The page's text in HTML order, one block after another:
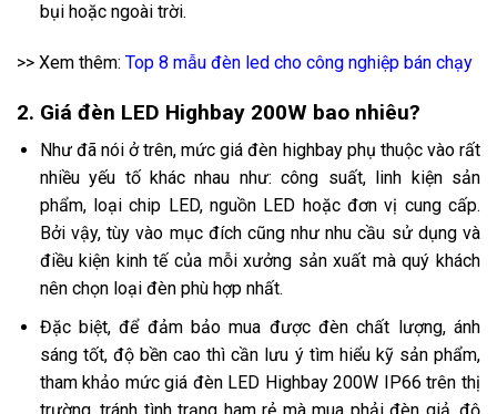
bụi hoặc ngoài trời.
>> Xem thêm: Top 8 mẫu đèn led cho công nghiệp bán chạy
2. Giá đèn LED Highbay 200W bao nhiêu?
Như đã nói ở trên, mức giá đèn highbay phụ thuộc vào rất
nhiều yếu tố khác nhau như: công suất, linh kiện sản
phẩm, loại chip LED, nguồn LED hoặc đơn vị cung cấp.
Bởi vậy, tùy vào mục đích cũng như nhu cầu sử dụng và
điều kiện kinh tế của mỗi xưởng sản xuất mà quý khách
nên chọn loại đèn phù hợp nhất.
Đặc biệt, để đảm bảo mua được đèn chất lượng, ánh
sáng tốt, độ bền cao thì cần lưu ý tìm hiểu kỹ sản phẩm,
tham khảo mức giá đèn LED Highbay 200W IP66 trên thị